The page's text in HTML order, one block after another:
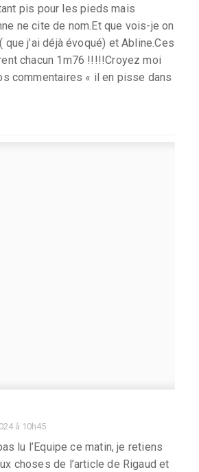
pis pour les pieds mais
ne cite de nom.Et que vois-je on
j’ai déjà évoqué) et Abline.Ces
chacun 1m76 !!!!!Croyez moi
commentaires « il en pisse dans
à 10h45
lu l’Equipe ce matin, je retiens
choses de l’article de Rigaud et